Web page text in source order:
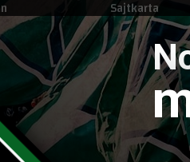
Sajtkarta